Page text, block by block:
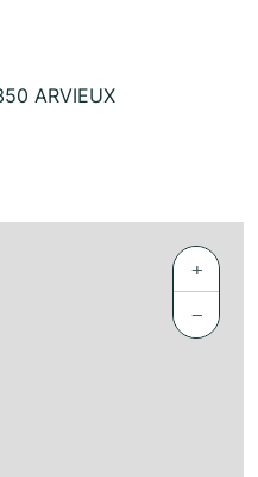
ARVIEUX
+
−